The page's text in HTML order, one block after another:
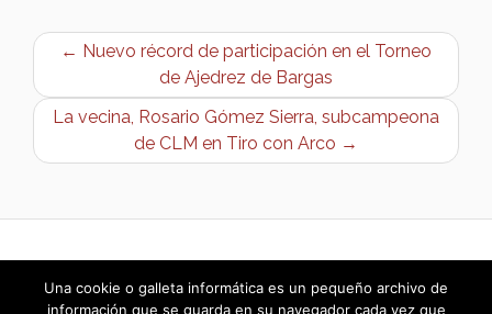
← Nuevo récord de participación en el Torneo
de Ajedrez de Bargas
La vecina, Rosario Gómez Sierra, subcampeona
de CLM en Tiro con Arco →
Una cookie o galleta informática es un pequeño archivo de
información que se guarda en su navegador cada vez que